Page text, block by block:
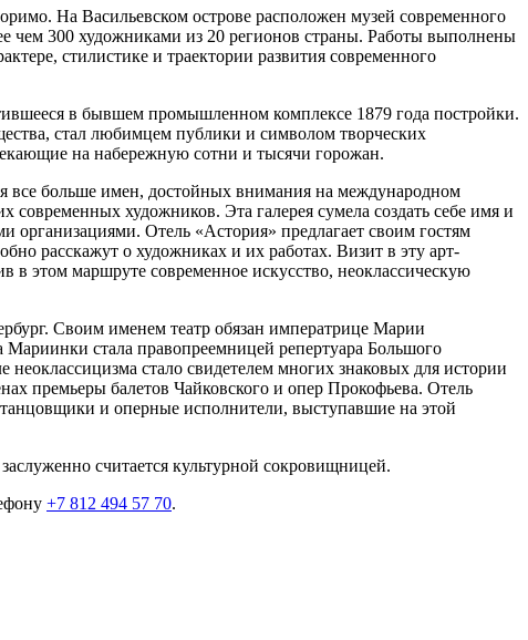
На Васильевском острове расположен музей современного
чем 300 художниками из 20 регионов страны. Работы выполнены
стилистике и траектории развития современного
в бывшем промышленном комплексе 1879 года постройки.
стал любимцем публики и символом творческих
на набережную сотни и тысячи горожан.
все больше имен, достойных внимания на международном
художников. Эта галерея сумела создать себе имя и
организациями. Отель «Астория» предлагает своим гостям
расскажут о художниках и их работах. Визит в эту арт-
в этом маршруте современное искусство, неоклассическую
Своим именем театр обязан императрице Марии
Мариинки стала правопреемницей репертуара Большого
стало свидетелем многих знаковых для истории
премьеры балетов Чайковского и опер Прокофьева. Отель
и оперные исполнители, выступавшие на этой
считается культурной сокровищницей.
+7 812 494 57 70.